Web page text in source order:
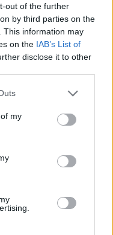
out of the further
by third parties on the
This information may
on the IAB’s List of
disclose it to other
my
a népi gyógyászatban
várja a
a 160 éves
itt vannak